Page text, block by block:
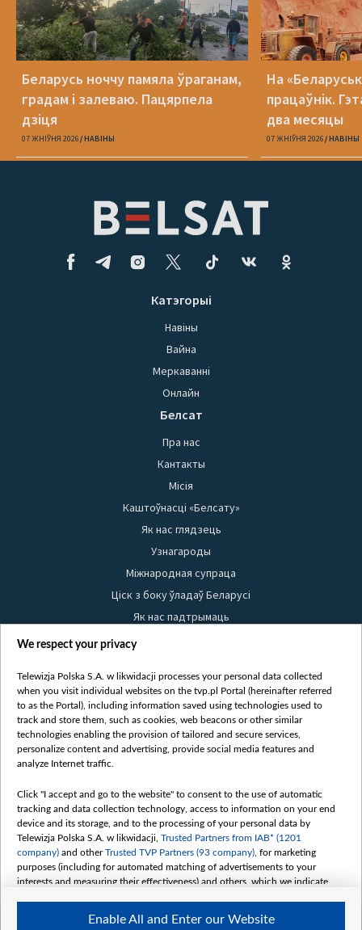
Беларусь ноччу памяла ўраганам,
градам і залеваю. Пацярпела
дзіця
07 ЖНІЎНЯ 2026 НАВІНЫ
На
працаўнік.
два месяцы
07 ЖНІЎНЯ 2026 НАВІНЫ
Катэгорыі
Навіны
Вайна
Меркаванні
Онлайн
Белсат
Пра нас
Кантакты
Місія
Каштоўнасці «Белсату»
Як нас глядзець
Узнагароды
Міжнародная супраца
Ціск з боку ўладаў Беларусі
Як нас падтрымаць
Правілы выкарыстання матэрыялаў
Бяспека
Youtube
Белсат news
Белсат Shorts
Жэстачайшы мульт
Belsat English
Biełsat PL
Белсат Now
Белсат History
Белсат Music
We respect your privacy
Telewizja Polska S.A. w likwidacji processes your personal data collected
when you visit individual websites on the tvp.pl Portal (hereinafter referred
to as the Portal), including information saved using technologies used to
track and store them, such as cookies, web beacons or other similar
technologies enabling the provision of tailored and secure services,
personalize content and advertising, provide social media features and
analyze Internet traffic.
Click "I accept and go to the website" to consent to the use of automatic
tracking and data collection technology, access to information on your end
device and its storage, and to the processing of your personal data by
Telewizja Polska S.A. w likwidacji, Trusted Partners from IAB* (1201
company) and otherTrusted TVP Partners (93 company) , for marketing
purposes (including for automated matching of advertisements to your
interests and measuring their effectiveness) and others, which we indicate
The purposes of processing your data by TVP S.A. w likwidacji are as
Enable All and Enter our Website